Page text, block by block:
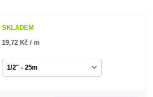
SKLADEM
19,72 Kč / m